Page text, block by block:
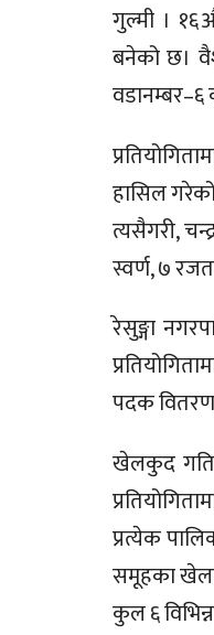
गुल्मी ।
बनेको छ।
वडानम्बर–६
हासिल
त्यसैगरी,
स्वर्ण, ७
रेसुङ्गा
पदक
खेलकुद
प्रत्येक
समूहका
कुल ६